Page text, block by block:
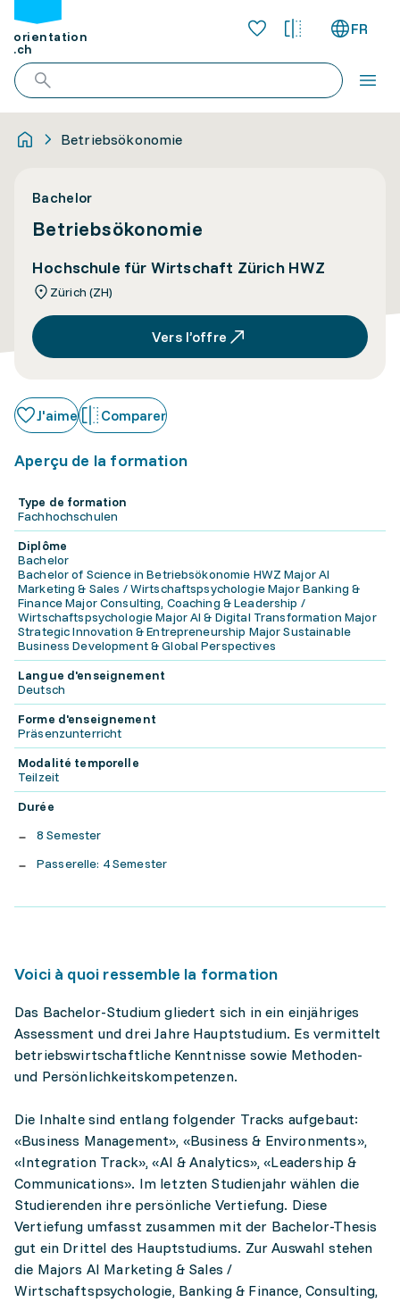
orientation
.ch
FR
Betriebsökonomie
Bachelor
Betriebsökonomie
Hochschule für Wirtschaft Zürich HWZ
Zürich (ZH)
Vers l’offre
J'aime Comparer
Aperçu de la formation
Type de formation
Fachhochschulen
Diplôme
Bachelor
Bachelor of Science in Betriebsökonomie HWZ Major AI
Marketing & Sales / Wirtschaftspsychologie Major Banking &
Finance Major Consulting, Coaching & Leadership /
Wirtschaftspsychologie Major AI & Digital Transformation Major
Strategic Innovation & Entrepreneurship Major Sustainable
Business Development & Global Perspectives
Langue d'enseignement
Deutsch
Forme d'enseignement
Präsenzunterricht
Modalité temporelle
Teilzeit
Durée
8 Semester
Passerelle: 4 Semester
Voici à quoi ressemble la formation
Das Bachelor-Studium gliedert sich in ein einjähriges
Assessment und drei Jahre Hauptstudium. Es vermittelt
betriebswirtschaftliche Kenntnisse sowie Methoden-
und Persönlichkeitskompetenzen.
Die Inhalte sind entlang folgender Tracks aufgebaut:
«Business Management», «Business & Environments»,
«Integration Track», «AI & Analytics», «Leadership &
Communications». Im letzten Studienjahr wählen die
Studierenden ihre persönliche Vertiefung. Diese
Vertiefung umfasst zusammen mit der Bachelor-Thesis
gut ein Drittel des Hauptstudiums. Zur Auswahl stehen
die Majors AI Marketing & Sales /
Wirtschaftspsychologie, Banking & Finance, Consulting,